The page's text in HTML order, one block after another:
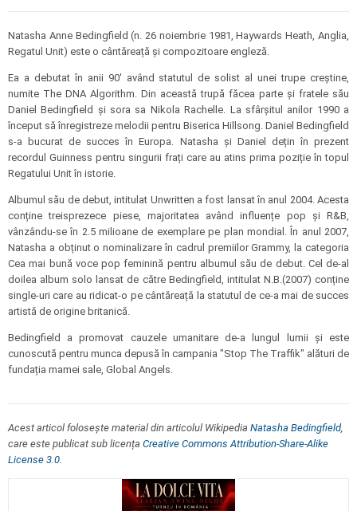
Natasha Anne Bedingfield (n. 26 noiembrie 1981, Haywards Heath, Anglia,
Regatul Unit) este o cântăreață și compozitoare engleză.
Ea a debutat în anii 90' având statutul de solist al unei trupe creștine,
numite The DNA Algorithm. Din această trupă făcea parte și fratele său
Daniel Bedingfield și sora sa Nikola Rachelle. La sfârșitul anilor 1990 a
început să înregistreze melodii pentru Biserica Hillsong. Daniel Bedingfield
s-a bucurat de succes în Europa. Natasha și Daniel dețin în prezent
recordul Guinness pentru singurii frați care au atins prima poziție în topul
Regatului Unit în istorie.
Albumul său de debut, intitulat Unwritten a fost lansat în anul 2004. Acesta
conține treisprezece piese, majoritatea având influențe pop și R&B,
vânzându-se în 2.5 milioane de exemplare pe plan mondial. În anul 2007,
Natasha a obținut o nominalizare în cadrul premiilor Grammy, la categoria
Cea mai bună voce pop feminină pentru albumul său de debut. Cel de-al
doilea album solo lansat de către Bedingfield, intitulat N.B.(2007) conține
single-uri care au ridicat-o pe cântăreață la statutul de ce-a mai de succes
artistă de origine britanică.
Bedingfield a promovat cauzele umanitare de-a lungul lumii și este
cunoscută pentru munca depusă în campania "Stop The Traffik" alături de
fundația mamei sale, Global Angels.
Acest articol folosește material din articolul Wikipedia Natasha Bedingfield,
care este publicat sub licența Creative Commons Attribution-Share-Alike
License 3.0.